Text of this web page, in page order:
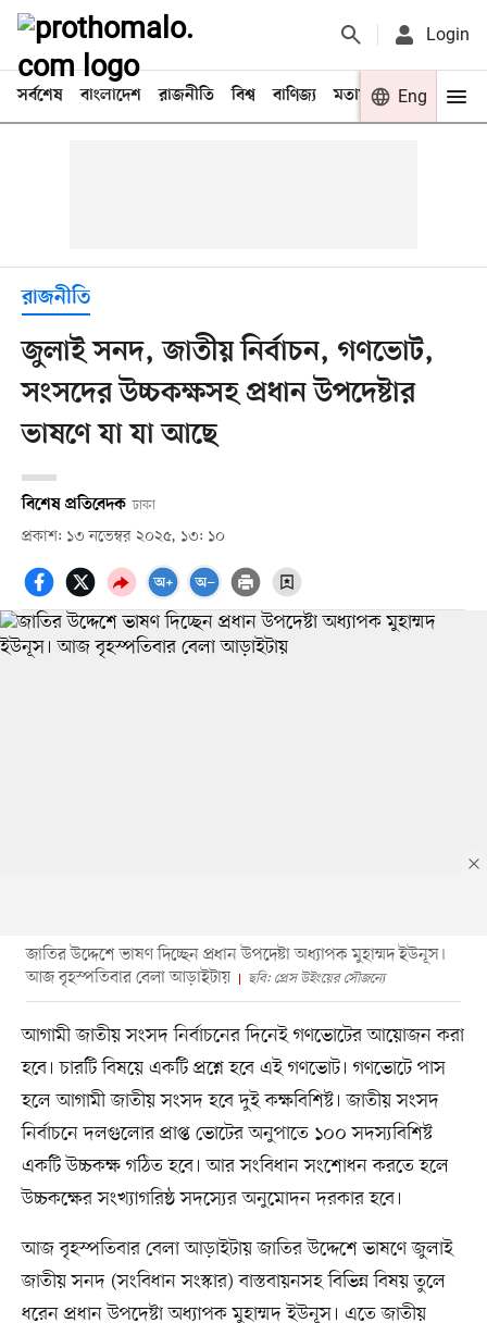
Login
সর্বশেষ বাংলাদেশ রাজনীতি বিশ্ব বাণিজ্য মতামত খেলা
Eng
রাজনীতি
জুলাই সনদ, জাতীয় নির্বাচন, গণভোট,
সংসদের উচ্চকক্ষসহ প্রধান উপদেষ্টার
ভাষণে যা যা আছে
বিশেষ প্রতিবেদক ঢাকা
প্রকাশ: ১৩ নভেম্বর ২০২৫, ১৩: ১০
জাতির উদ্দেশে ভাষণ দিচ্ছেন প্রধান উপদেষ্টা অধ্যাপক মুহাম্মদ ইউনূস।
আজ বৃহস্পতিবার বেলা আড়াইটায়
ছবি: প্রেস উইংয়ের সৌজন্যে
আগামী জাতীয় সংসদ নির্বাচনের দিনেই গণভোটের আয়োজন করা
হবে। চারটি বিষয়ে একটি প্রশ্নে হবে এই গণভোট। গণভোটে পাস
হলে আগামী জাতীয় সংসদ হবে দুই কক্ষবিশিষ্ট। জাতীয় সংসদ
নির্বাচনে দলগুলোর প্রাপ্ত ভোটের অনুপাতে ১০০ সদস্যবিশিষ্ট
একটি উচ্চকক্ষ গঠিত হবে। আর সংবিধান সংশোধন করতে হলে
উচ্চকক্ষের সংখ্যাগরিষ্ঠ সদস্যের অনুমোদন দরকার হবে।
আজ বৃহস্পতিবার বেলা আড়াইটায় জাতির উদ্দেশে ভাষণে জুলাই
জাতীয় সনদ (সংবিধান সংস্কার) বাস্তবায়নসহ বিভিন্ন বিষয় তুলে
ধরেন প্রধান উপদেষ্টা অধ্যাপক মুহাম্মদ ইউনূস। এতে জাতীয়